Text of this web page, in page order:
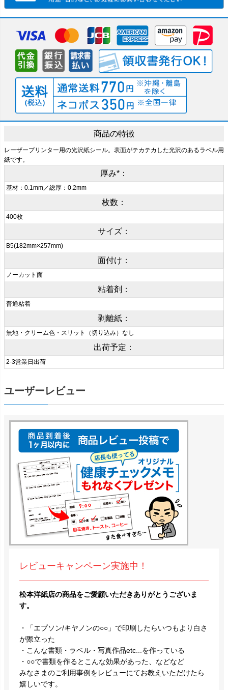
商品の特徴
レーザープリンター用の光沢紙シール。表面がテカテカした光沢のあるラベル用
紙です。
厚み*：
基材：0.1mm／総厚：0.2mm
枚数：
400枚
サイズ：
B5(182mm×257mm)
面付け：
ノーカット面
粘着剤：
普通粘着
剥離紙：
無地・クリーム色・スリット（切り込み）なし
出荷予定：
2-3営業日出荷
ユーザーレビュー
レビューキャンペーン実施中！
松本洋紙店の商品をご愛顧いただきありがとうございま
す。
・「エプソン/キヤノンの○○」で印刷したらいつもより白さ
が際立った
・こんな書類・ラベル・写真作品etc...を作っている
・○○で書類を作るとこんな効果があった、などなど
みなさまのご利用事例をレビューにてお教えいただけたら
嬉しいです。